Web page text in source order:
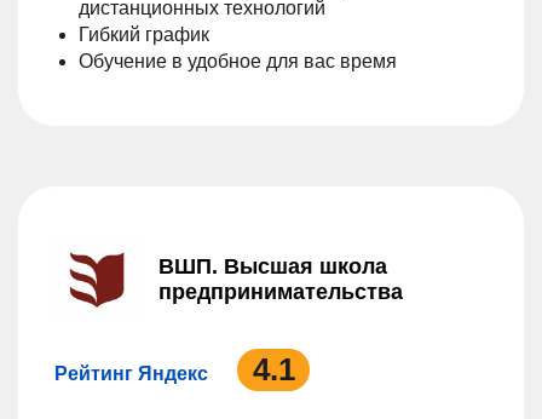
дистанционных технологий
Гибкий график
Обучение в удобное для вас время
ВШП. Высшая школа
предпринимательства
Рейтинг Яндекс 4.1